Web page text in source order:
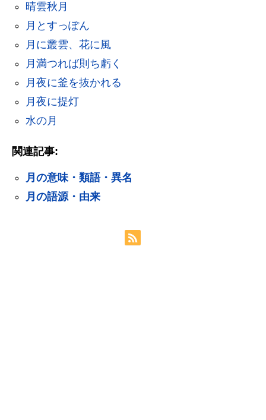
晴雲秋月
月とすっぽん
月に叢雲、花に風
月満つれば則ち虧く
月夜に釜を抜かれる
月夜に提灯
水の月
関連記事:
月の意味・類語・異名
月の語源・由来